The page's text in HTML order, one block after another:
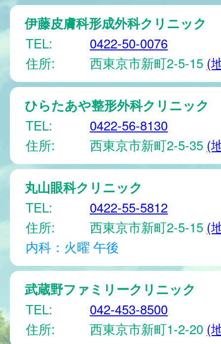
伊藤皮膚科形成外科クリニック
TEL:
0422-50-0076
住所:
西東京市新町2-5-15 (
ひらたあや整形外科クリニック
TEL:
0422-56-8130
住所:
西東京市新町2-5-35 (
丸山眼科クリニック
TEL:
0422-55-5812
住所:
西東京市新町2-5-15 (
内科：火曜 午後
武蔵野ファミリークリニック
TEL:
042-453-8500
住所:
西東京市新町1-2-20 (